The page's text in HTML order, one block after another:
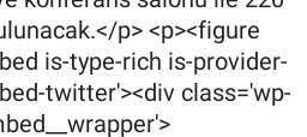
p> <p><figure
is-type-rich is-provider-
twitter'><div class='wp-